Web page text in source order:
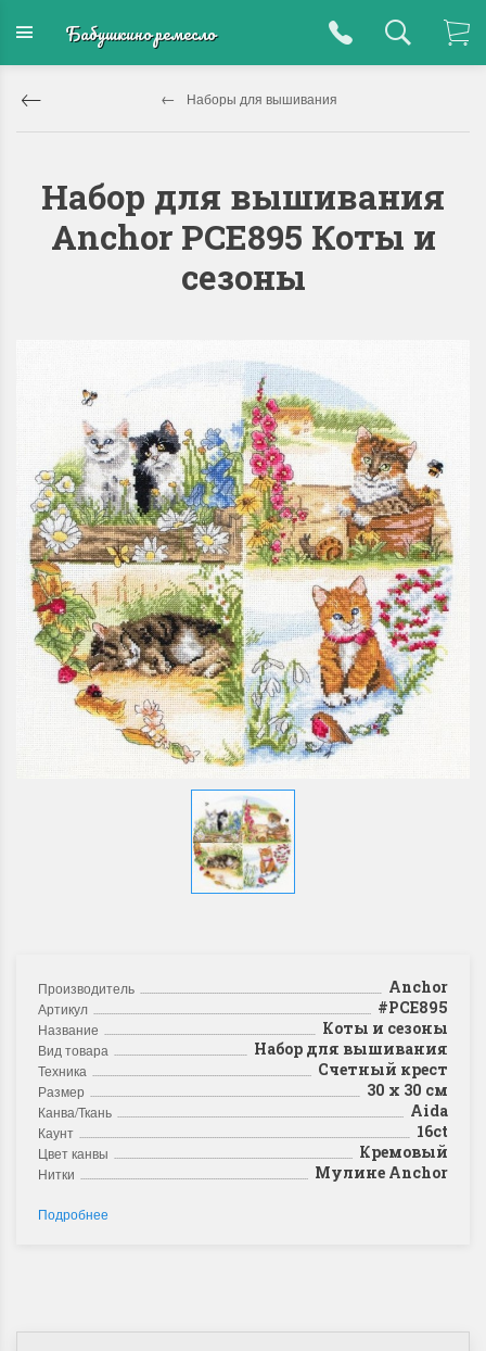
Бабушкино ремесло
Наборы для вышивания
Набор для вышивания
Anchor PCE895 Коты и
сезоны
Производитель Anchor
Артикул #PCE895
Название Коты и сезоны
Вид товара Набор для вышивания
Техника Счетный крест
Размер 30 x 30 см
Канва/Ткань Aida
Каунт 16ct
Цвет канвы Кремовый
Нитки Мулине Anchor
Подробнее